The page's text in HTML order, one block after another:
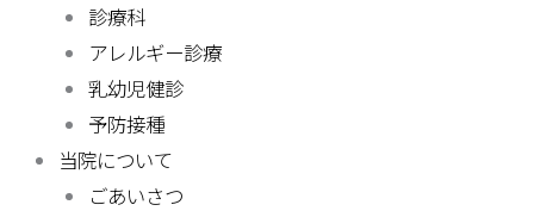
診療科
アレルギー診療
乳幼児健診
予防接種
当院について
ごあいさつ